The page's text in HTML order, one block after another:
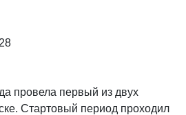
провела первый из двух
Стартовый период проходил